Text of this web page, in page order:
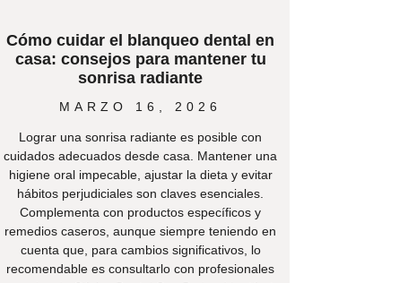
Cómo cuidar el blanqueo dental en
casa: consejos para mantener tu
sonrisa radiante
MARZO 16, 2026
Lograr una sonrisa radiante es posible con
cuidados adecuados desde casa. Mantener una
higiene oral impecable, ajustar la dieta y evitar
hábitos perjudiciales son claves esenciales.
Complementa con productos específicos y
remedios caseros, aunque siempre teniendo en
cuenta que, para cambios significativos, lo
recomendable es consultarlo con profesionales